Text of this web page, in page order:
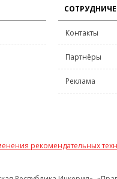
Контакты
Партнёры
Реклама
рекомендательных